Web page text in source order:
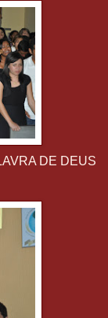
DE DEUS